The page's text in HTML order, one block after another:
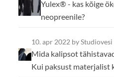
Yulex® - kas kõige
neopreenile?
10. apr 2022 by Studiovesi
Mida kalipsot
Kui paksust materjalist